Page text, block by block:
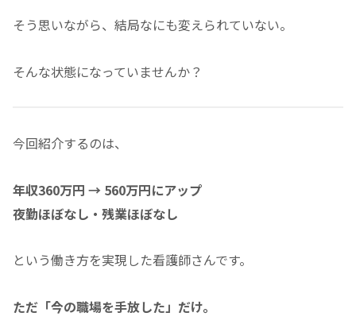
そう思いながら、結局なにも変えられていない。
そんな状態になっていませんか？
今回紹介するのは、
年収360万円 → 560万円にアップ
夜勤ほぼなし・残業ほぼなし
という働き方を実現した看護師さんです。
ただ「今の職場を手放した」だけ。